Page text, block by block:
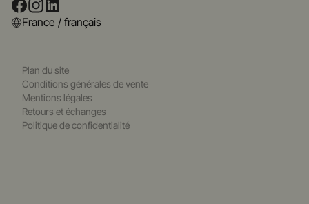
France / français
Plan du site
Conditions générales de vente
Mentions légales
Retours et échanges
Politique de confidentialité